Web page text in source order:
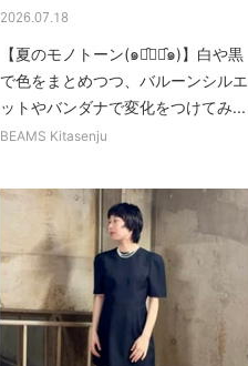
2026.07.18
【夏のモノトーン(๑･̑◡･̑๑)】白や黒
で色をまとめつつ、バルーンシルエ
ットやバンダナで変化をつけてみ...
BEAMS Kitasenju